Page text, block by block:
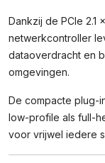
Dankzij de PCIe 2.1
netwerkcontroller
dataoverdracht en
omgevingen.
De compacte plug-
low-profile als full-
voor vrijwel iedere